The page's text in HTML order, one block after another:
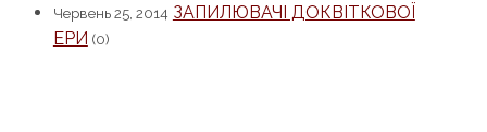
Червень 25, 2014 ЗАПИЛЮВАЧІ ДОКВІТКОВОЇ
ЕРИ (0)